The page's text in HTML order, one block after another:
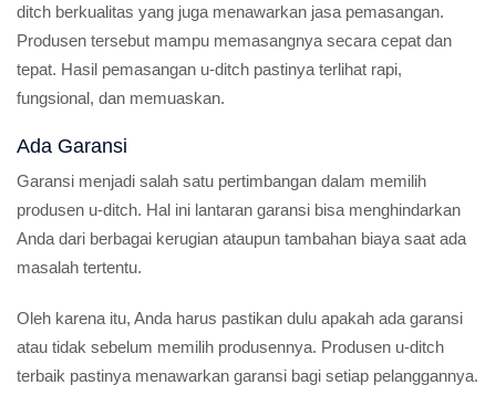
ditch berkualitas yang juga menawarkan jasa pemasangan.
Produsen tersebut mampu memasangnya secara cepat dan
tepat. Hasil pemasangan u-ditch pastinya terlihat rapi,
fungsional, dan memuaskan.
Ada Garansi
Garansi menjadi salah satu pertimbangan dalam memilih
produsen u-ditch. Hal ini lantaran garansi bisa menghindarkan
Anda dari berbagai kerugian ataupun tambahan biaya saat ada
masalah tertentu.
Oleh karena itu, Anda harus pastikan dulu apakah ada garansi
atau tidak sebelum memilih produsennya. Produsen u-ditch
terbaik pastinya menawarkan garansi bagi setiap pelanggannya.